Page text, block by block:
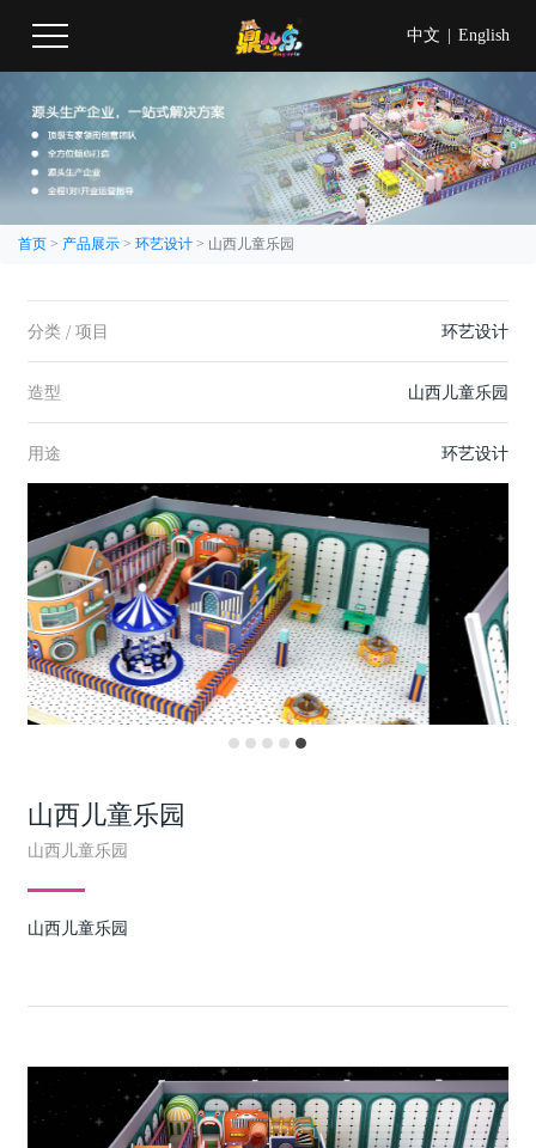
中文 English
首页 > 产品展示 > 环艺设计 > 山西儿童乐园
分类 / 项目 环艺设计
造型 山西儿童乐园
用途 环艺设计
山西儿童乐园
山西儿童乐园
山西儿童乐园